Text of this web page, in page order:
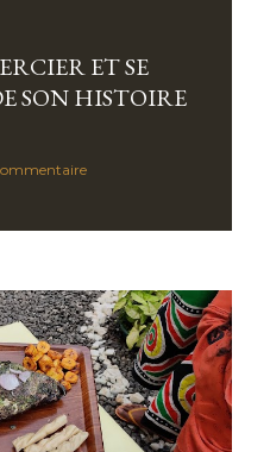
ET SE
SON HISTOIRE